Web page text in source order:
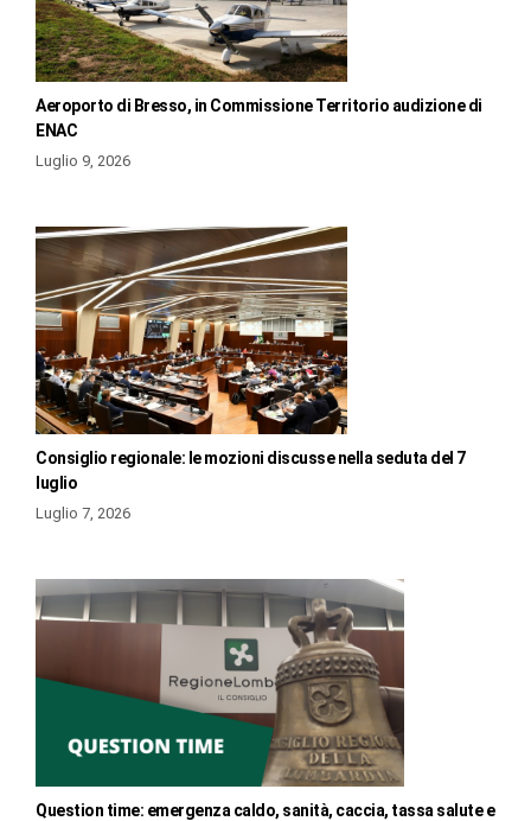
Aeroporto di Bresso, in Commissione Territorio audizione di
ENAC
Luglio 9, 2026
Consiglio regionale: le mozioni discusse nella seduta del 7
luglio
Luglio 7, 2026
Question time: emergenza caldo, sanità, caccia, tassa salute e